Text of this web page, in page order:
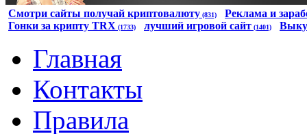
Смотри сайты получай криптовалюту (831)
Реклама и
Гонки за крипту TRX (1733) лучший игровой сайт (1401)
Главная
Контакты
Правила